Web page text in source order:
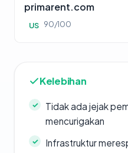
primarent.com
US 90/100
Kelebihan
Tidak ada jejak
mencurigakan
Infrastruktur